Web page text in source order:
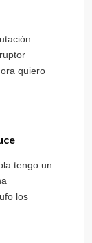
quiero
tengo un
los